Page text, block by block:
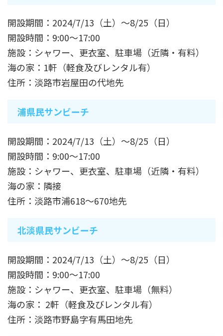
開設期間：2024/7/13（土）～8/25（日）
開設時間：9:00～17:00
施設：シャワー、更衣室、駐車場（近隣・有料）
海の家：1軒（軽食及びレンタル有）
住所：淡路市岩屋田の代地先
浦県民サンビーチ
開設期間：2024/7/13（土）～8/25（日）
開設時間：9:00～17:00
施設：シャワー、更衣室、駐車場（近隣・有料）
海の家：隣接
住所：淡路市浦618～670地先
北淡県民サンビーチ
開設期間：2024/7/13（土）～8/25（日）
開設時間：9:00～17:00
施設：シャワー、更衣室、駐車場（無料）
海の家： 2軒（軽食及びレンタル有）
住所：淡路市野島字有馬田地先